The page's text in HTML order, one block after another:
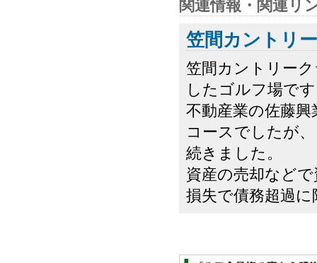
関連情報・関連リ
笠間カントリ
笠間カントリー
したゴルフ場で
不動産業の佐藤
コースでしたが
続きました。
資産の売却など
損失で債務超過に